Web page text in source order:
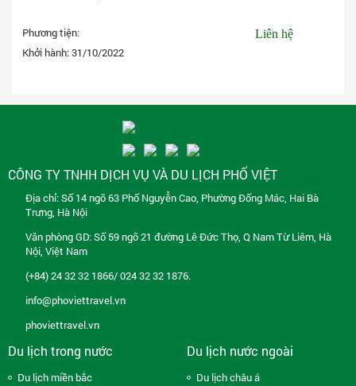
Phương tiện:
Khởi hành:31/10/2022
Liên hệ
CÔNG TY TNHH DỊCH VỤ VÀ DU LỊCH PHỐ VIỆT
Địa chỉ: Số 14 ngõ 63 Phố Nguyễn Cao, Phường Đống Mác, Hai Bà
Trưng, Hà Nội
Văn phòng GD: Số 59 ngõ 21 đường Lê Đức Thọ, Q Nam Từ Liêm, Hà
Nội, Việt Nam
(+84) 24 32 32 1866/ 024 32 32 1876.
info@phoviettravel.vn
phoviettravel.vn
Du lịch trong nước
Du lịch miền bắc
Du lịch nước ngoài
Du lịch châu á